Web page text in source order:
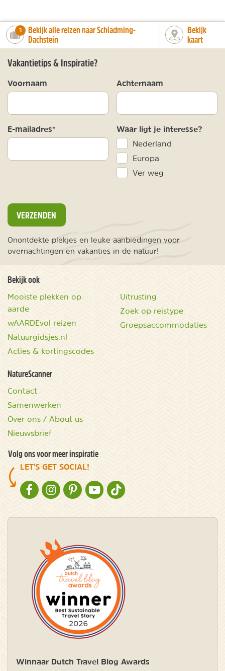
number_of_trips:
3
Bekijk alle reizen naar Schladming-
Dachstein
Bekijk
kaart
Vakantietips & Inspiratie?
Voornaam Achternaam
E-mailadres* Waar ligt je interesse?
Nederland
Europa
Ver weg
VERZENDEN
Onontdekte plekjes en leuke aanbiedingen voor
overnachtingen en vakanties in de natuur!
Bekijk ook
Mooiste plekken op
aarde
wAARDEvol reizen
Natuurgidsjes.nl
Acties & kortingscodes
Uitrusting
Zoek op reistype
Groepsaccommodaties
NatureScanner
Contact
Samenwerken
Over ons / About us
Nieuwsbrief
Volg ons voor meer inspiratie
LET'S GET SOCIAL!
NATURESCANNER OP FACEBOOK
NATURESCANNER OP INSTAGRAM
NATURESCANNER OP PINTEREST
NATURESCANNER OP YOUTUBE
NATURESCANNER OP TIKTOK
Winnaar Dutch Travel Blog Awards